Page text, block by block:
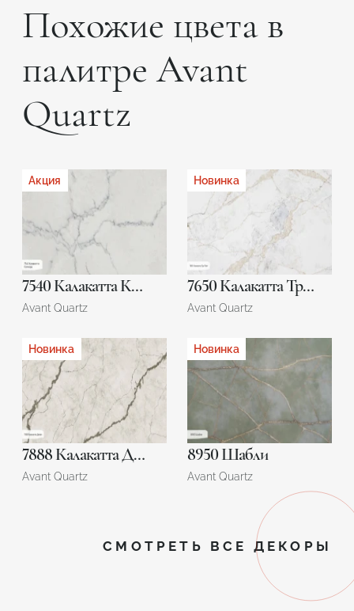
Похожие цвета в
палитре Avant
Quartz
Акция
7540 Калакатта Конкорд
Avant Quartz
Новинка
7650 Калакатта Тру Лайт
Avant Quartz
Новинка
7888 Калакатта Динан
Avant Quartz
Новинка
8950 Шабли
Avant Quartz
СМОТРЕТЬ ВСЕ ДЕКОРЫ